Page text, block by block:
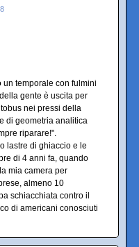
un temporale con fulmini
gente è uscita per
nei pressi della
di geometria analitica
riparare!".
lastre di ghiaccio e le
di 4 anni fa, quando
mia camera per
almeno 10
schiacchiata contro il
di americani conosciuti